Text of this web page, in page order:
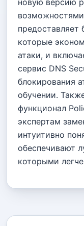
новую версию
предоставляет
которые
атаки, и
сервис DNS
блокирования
обучении.
функционал
экспертам
интуитивно
обеспечивают
которыми